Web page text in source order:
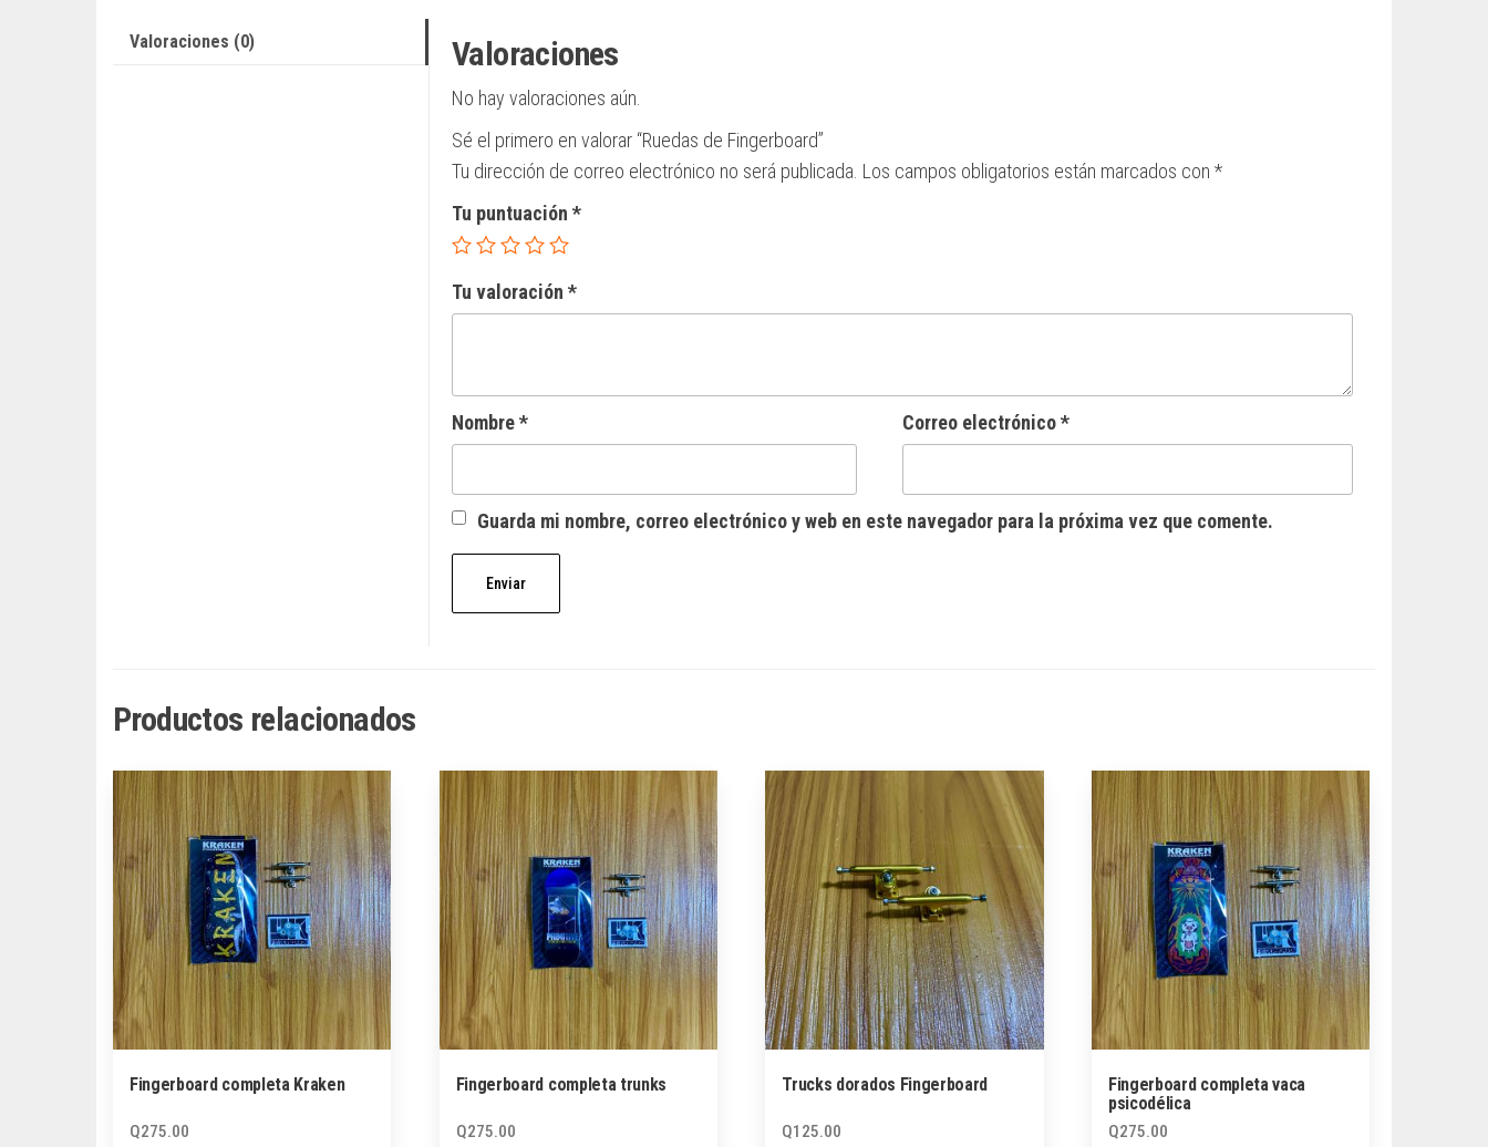
Valoraciones (0) Valoraciones
No hay valoraciones aún.
Sé el primero en valorar “Ruedas de Fingerboard”
Tu dirección de correo electrónico no será publicada. Los campos obligatorios están marcados con *
Tu puntuación *
Tu valoración *
Nombre* Correo electrónico*
Guarda mi nombre, correo electrónico y web en este navegador para la próxima vez que comente.
Productos relacionados
Fingerboard completa Kraken
Q275.00
Fingerboard completa trunks
Q275.00
Trucks dorados Fingerboard
Q125.00
Fingerboard completa vaca
psicodélica
Q275.00